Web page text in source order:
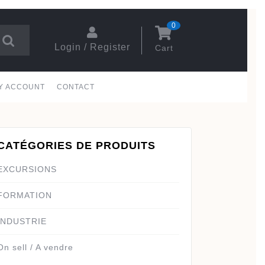
Login / Register
/
Register
Cart
cart
0
ACCOUNT CONTACT
DE PRODUITS
sell / A vendre